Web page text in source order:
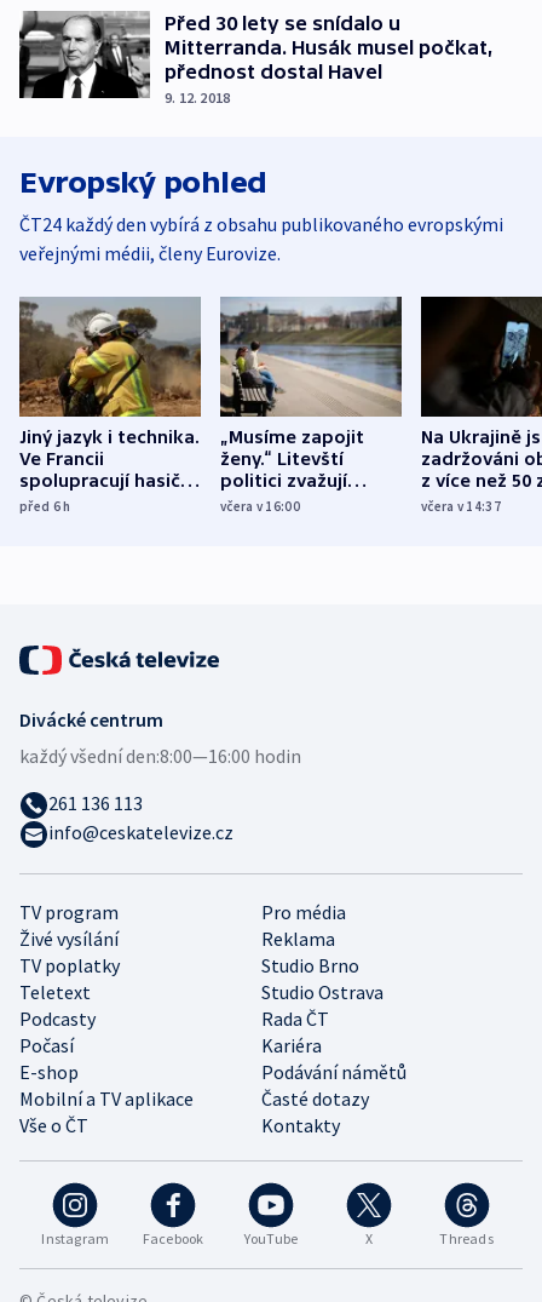
Před 30 lety se snídalo u
Mitterranda. Husák musel počkat,
přednost dostal Havel
9. 12. 2018
Evropský pohled
ČT24 každý den vybírá z obsahu publikovaného evropskými
veřejnými médii, členy Eurovize.
Jiný jazyk i technika.
Ve Francii
spolupracují hasiči z
různých zemí
před 6h
„Musíme zapojit
ženy.“ Litevští
politici zvažují
dohodu o
včera v 16:00
Na Ukrajině
zadržováni
z více než 50
Bojovali na
včera v 14:37
Instagram Facebook YouTube X Threads
TV program
Pro média
Živé vysílání
Reklama
TV poplatky
Studio Brno
Teletext
Studio Ostrava
Podcasty
Rada ČT
Počasí
Kariéra
E-shop
Podávání námětů
Mobilní a TV aplikace
Časté dotazy
Vše o ČT
Kontakty
Divácké centrum
každý všední den:8:00—16:00 hodin
261 136 113
info@ceskatelevize.cz